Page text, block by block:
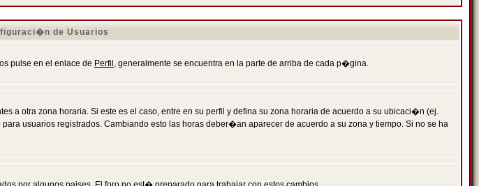
de Usuarios
pulse en el enlace de Perfil , generalmente se encuentra en la parte de arriba de cada p�gina.
a otra zona horaria. Si este es el caso, entre en su perfil y defina su zona horaria de acuerdo a su ubicaci�n (ej.
usuarios registrados. Cambiando esto las horas deber�an aparecer de acuerdo a su zona y tiempo. Si no se ha